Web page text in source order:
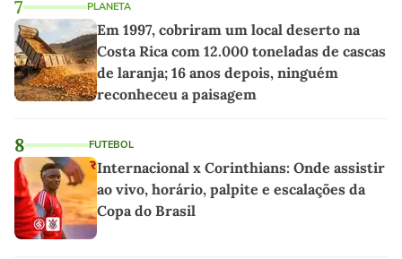
7 PLANETA
Em 1997, cobriram um local deserto na
Costa Rica com 12.000 toneladas de cascas
de laranja; 16 anos depois, ninguém
reconheceu a paisagem
8 FUTEBOL
Internacional x Corinthians: Onde assistir
ao vivo, horário, palpite e escalações da
Copa do Brasil